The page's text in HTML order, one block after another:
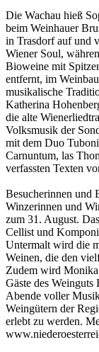
Die Wachau hieß
beim Weinhauer
in Trasdorf auf und
Wiener Soul,
Bioweine mit
entfernt, im
musikalische
Katherina
die alte
Volksmusik der
mit dem Duo
Carnuntum, las
verfassten Texten
Besucherinnen und
Winzerinnen und
zum 31. August.
Cellist und
Untermalt wird die
Weinen, die den
Zudem wird
Gäste des Weinguts
Abende voller
Weingütern der
erlebt zu werden.